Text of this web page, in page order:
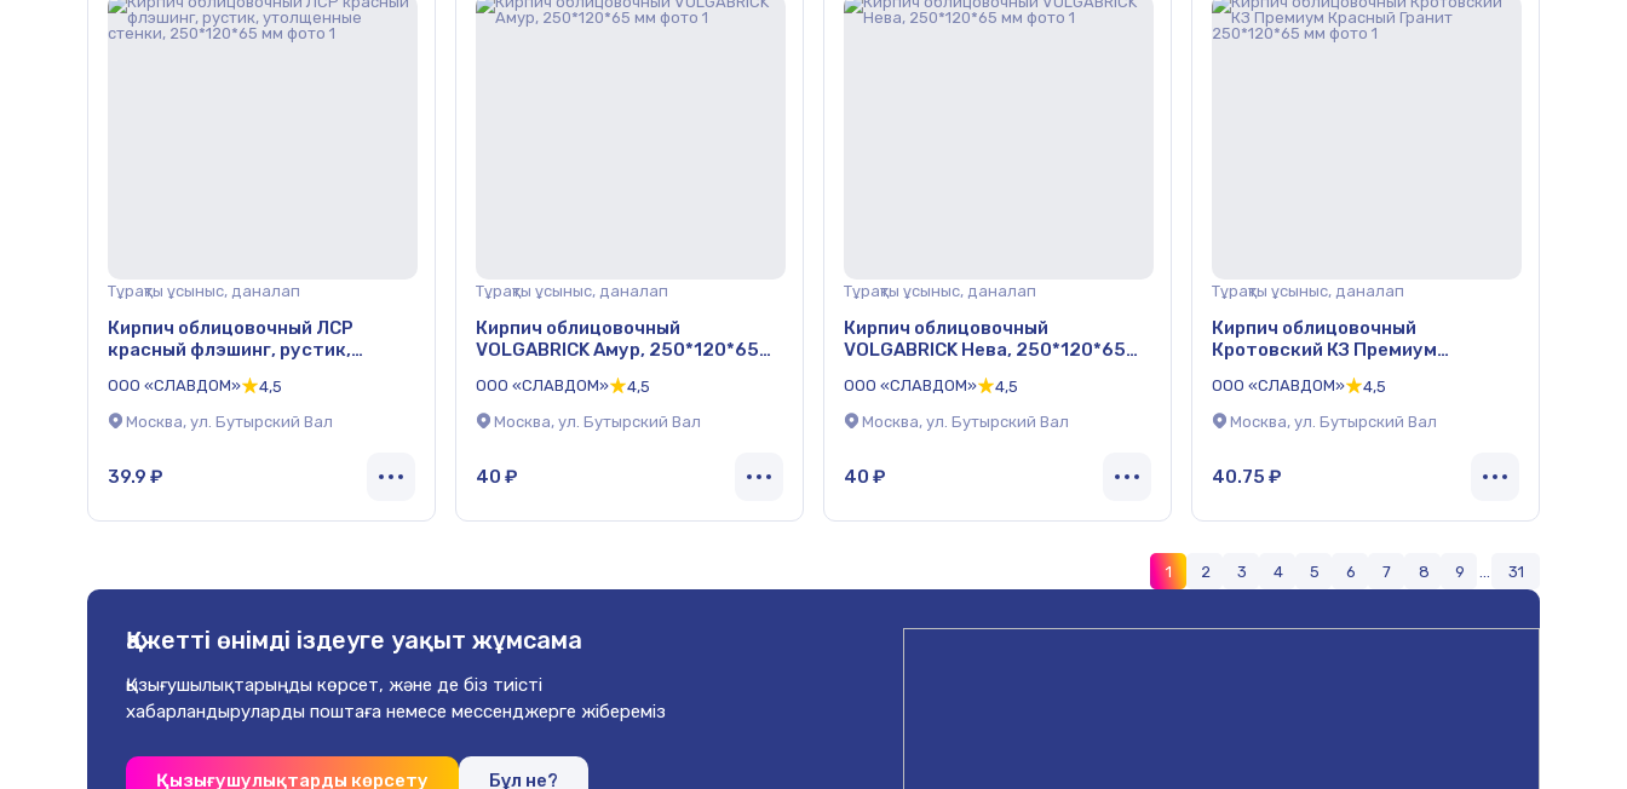
Тұрақты ұсыныс, даналап
Кирпич облицовочный ЛСР
красный флэшинг, рустик,
мм
ООО «СЛАВДОМ»
4,5
Москва, ул. Бутырский Вал
39.9 ₽
Тұрақты ұсыныс, даналап
Кирпич облицовочный
VOLGABRICK Амур, 250*120*65
ООО «СЛАВДОМ»
4,5
Москва, ул. Бутырский Вал
40 ₽
Тұрақты ұсыныс, даналап
Кирпич облицовочный
VOLGABRICK Нева, 250*120*65
ООО «СЛАВДОМ»
4,5
Москва, ул. Бутырский Вал
40 ₽
Тұрақты ұсыныс, даналап
Кирпич облицовочный
Кротовский КЗ Премиум
ООО «СЛАВДОМ»
4,5
Москва, ул. Бутырский Вал
40.75 ₽
1 2 3 4 5 6 7 8 9 31
Қажетті өнімді іздеуге уақыт жұмсама
Қызығушылықтарыңды көрсет, және де біз тиісті
хабарландыруларды поштаға немесе мессенджерге жібереміз
Қызығушулықтарды көрсету Бұл не?